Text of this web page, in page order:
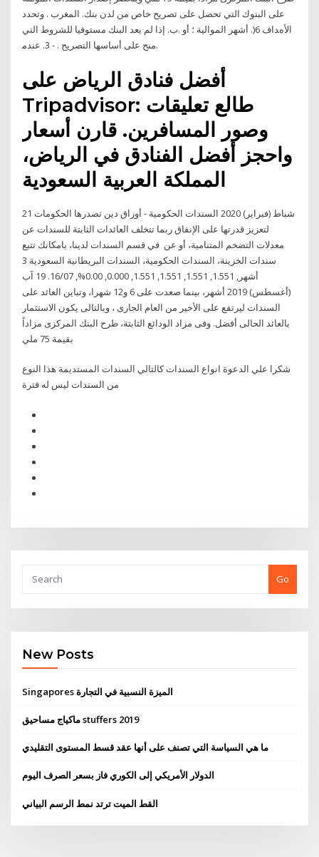
ﻋﻠﻰ اﻟﺒﻨﻮك اﻟﺘﻲ ﺗﺤﺼﻞ ﻋﻠﻰ ﺗﺼﺮﻳﺢ ﺧﺎص ﻣﻦ ﻟﺪن ﺑﻨﻚ. اﻟﻤﻐﺮب . وﺗﺤﺪد
اﻷهﺪاف 6(. أﺷﻬﺮ اﻟﻤﻮاﻟﻴﺔ ؛ أو .ب. إذا ﻟﻢ ﻳﻌﺪ اﻟﺒﻨﻚ ﻣﺴﺘﻮﻓﻴﺎ ﻟﻠﺸﺮوط اﻟﺘﻲ
ﻣﻨﺢ ﻋﻠﻰ أﺳﺎﺳﻬﺎ اﻟﺘﺼﺮﻳﺢ . - 3. ﻋﻨﺪﻣ.
أفضل فنادق الرياض على
Tripadvisor: طالع تعليقات
وصور المسافرين. قارن أسعار
واحجز أفضل الفنادق في الرياض،
المملكة العربية السعودية
21 شباط (فبراير) 2020 السندات الحكومية - أوراق دين تصدرها الحكومات
لتعزيز قدرتها على الإنفاق ربما تتخلف العائدات الثابتة للسندات عن
معدلات التضخم المتنامية، أو عن في قسم السندات لدينا، بامكانك تتبع
سندات الخزينة، السندات الحكومية، السندات البريطانية السعودية 3
أشهر, 1.551, 1.551, 1.551, 1.551, 0.000, 0.00%, 16/07. 19 آب
(أغسطس) 2019 أشهر، بينما صعدت على 6 و12 شهرا، وتباين العائد على
السندات ليرتفع على الأخير من العام الجارى ، وبالتالى يكون الاستثمار
بالعائد الحالى أفضل. وفى مزاد الودائع الثابتة، طرح البنك المركزى مزاداً
بقيمة 75 ملي
شكرا علي الدعوة انواع السندات كالتالي السندات المستديمة هذا النوع
من السندات ليس له فترة
Go
New Posts
Singapores الميزة النسبية في التجارة
ماكياج مساحيق stuffers 2019
ما هي السياسة التي تصنف على أنها عقد قسط المستوى التقليدي
الدولار الأمريكي إلى الكوري فاز بسعر الصرف اليوم
القط الميت ترتد نمط الرسم البياني